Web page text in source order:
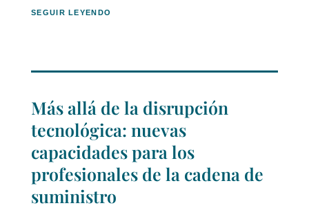
SEGUIR LEYENDO
Más allá de la disrupción
tecnológica: nuevas
capacidades para los
profesionales de la cadena de
suministro